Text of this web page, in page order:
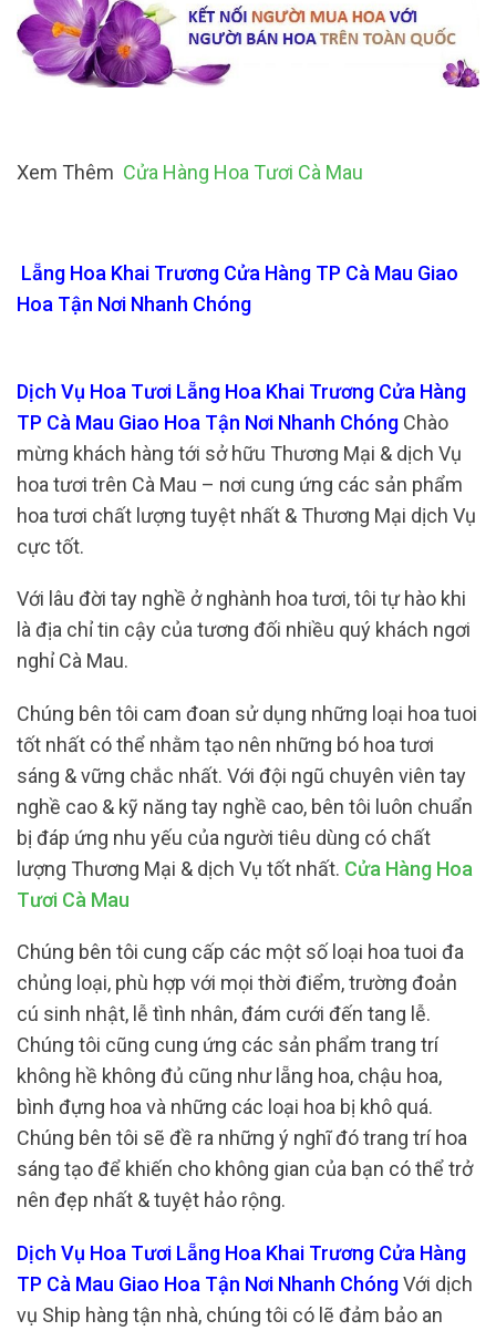
Xem Thêm Cửa Hàng Hoa Tươi Cà Mau
Lẵng Hoa Khai Trương Cửa Hàng TP Cà Mau Giao
Hoa Tận Nơi Nhanh Chóng
Dịch Vụ Hoa Tươi Lẵng Hoa Khai Trương Cửa Hàng
TP Cà Mau Giao Hoa Tận Nơi Nhanh Chóng Chào
mừng khách hàng tới sở hữu Thương Mại & dịch Vụ
hoa tươi trên Cà Mau – nơi cung ứng các sản phẩm
hoa tươi chất lượng tuyệt nhất & Thương Mại dịch Vụ
cực tốt.
Với lâu đời tay nghề ở nghành hoa tươi, tôi tự hào khi
là địa chỉ tin cậy của tương đối nhiều quý khách ngơi
nghỉ Cà Mau.
Chúng bên tôi cam đoan sử dụng những loại hoa tuoi
tốt nhất có thể nhằm tạo nên những bó hoa tươi
sáng & vững chắc nhất. Với đội ngũ chuyên viên tay
nghề cao & kỹ năng tay nghề cao, bên tôi luôn chuẩn
bị đáp ứng nhu yếu của người tiêu dùng có chất
lượng Thương Mại & dịch Vụ tốt nhất. Cửa Hàng Hoa
Tươi Cà Mau
Chúng bên tôi cung cấp các một số loại hoa tuoi đa
chủng loại, phù hợp với mọi thời điểm, trường đoản
cú sinh nhật, lễ tình nhân, đám cưới đến tang lễ.
Chúng tôi cũng cung ứng các sản phẩm trang trí
không hề không đủ cũng như lẵng hoa, chậu hoa,
bình đựng hoa và những các loại hoa bị khô quá.
Chúng bên tôi sẽ đề ra những ý nghĩ đó trang trí hoa
sáng tạo để khiến cho không gian của bạn có thể trở
nên đẹp nhất & tuyệt hảo rộng.
Dịch Vụ Hoa Tươi Lẵng Hoa Khai Trương Cửa Hàng
TP Cà Mau Giao Hoa Tận Nơi Nhanh ChóngVới dịch
vụ Ship hàng tận nhà, chúng tôi có lẽ đảm bảo an